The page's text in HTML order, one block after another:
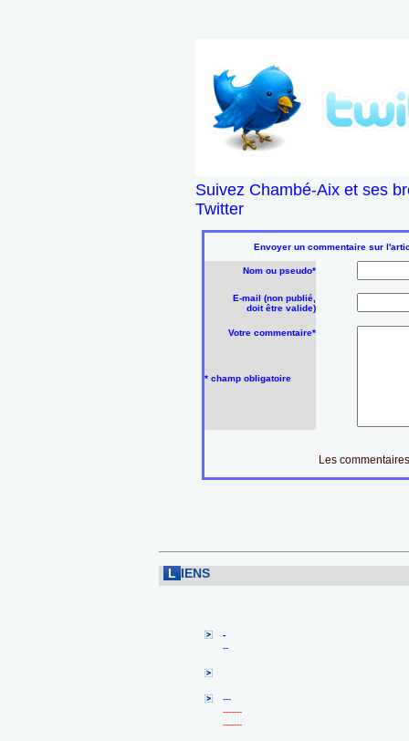
Suivez Chambé-Aix et ses
Twitter
Envoyer un commentaire sur
Nom ou pseudo*
E-mail (non publié,
doit être valide)
Votre commentaire*
* champ obligatoire
Les
L IENS
-
--
---
-------
-------